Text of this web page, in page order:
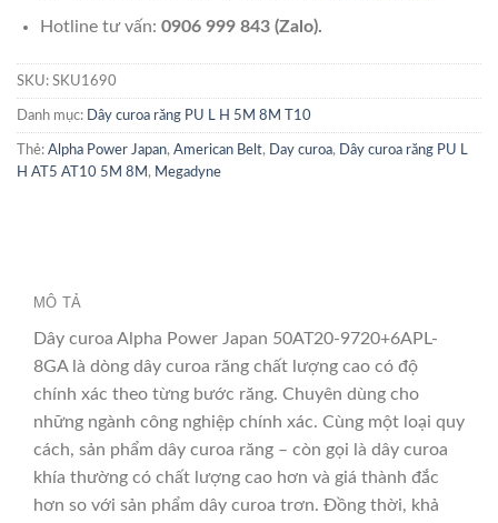
Hotline tư vấn: 0906 999 843 (Zalo).
SKU: SKU1690
Danh mục: Dây curoa răng PU L H 5M 8M T10
Thẻ: Alpha Power Japan, American Belt, Day curoa,
Dây curoa răng PU L
H AT5 AT10 5M 8M , Megadyne
MÔ TẢ
Dây curoa Alpha Power Japan 50AT20-9720+6APL-
8GA là dòng dây curoa răng chất lượng cao có độ
chính xác theo từng bước răng. Chuyên dùng cho
những ngành công nghiệp chính xác. Cùng một loại quy
cách, sản phẩm dây curoa răng – còn gọi là dây curoa
khía thường có chất lượng cao hơn và giá thành đắc
hơn so với sản phẩm dây curoa trơn. Đồng thời, khả